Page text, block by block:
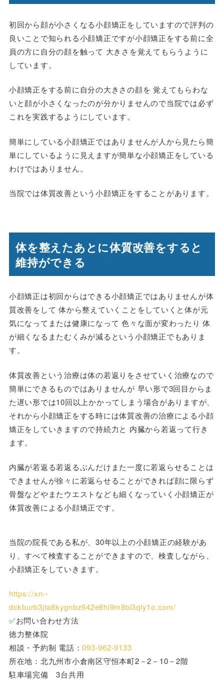
初回から顔が小さくなる小顔矯正をしていますので評判の
良いことで知られる小顔矯正ですが小顔矯正をする前に全
員の方に自分の顔を触って 大きさを覚えてもらうように
しています。
小顔矯正をする前に自分の大きさの顔を 覚えてもらわな
いと顔が小さくなったのが分かりませんので当院では必ず
これを実践するようにしています。
簡単にしている小顔矯正ではありませんが人から見たら簡
単にしているように見えますが簡単な小顔矯正をしている
わけではありません。
当院では体質改善という小顔矯正をすることがあります。
体を整えたあとに体質改善をすると
維持ができる
小顔矯正は初回からはできる小顔矯正ではありませんが体
質改善をして 体から整えていくことをしていくと体が元
気になってまたは健康になって 色々な面が変わったり 体
が細くなるまたむくみが減るという小顔矯正でもありま
す。
体質改善という治療は体の若返りをさせていく治療なので
簡単にできるものではありませんが 早い形で3回目からま
た遅い形では10回以上かかってしまう場合がありますが、
それから小顔矯正をする時には体質改善の治療による小顔
矯正をしていきますので持続力と 内臓から若返って行き
ます。
内臓が若返る若返るぶんだけまた一度に若返らせることは
できませんが徐々に若返らせることができれば顔に限らず
骨盤などやまたウエストなども細くなっていく小顔矯正が
体質改善による小顔矯正です。
当院の院長である私が、30年以上の小顔矯正の経験があ
り、すべて検査することができますので、検査しながら、
小顔矯正をしていきます。
https://xn--
dckburb3jta8kygnbz642e8hi9m8bi3qly1o.com/
✅お問い合わせ方法
徳力整体院
相談・予約制 電話：093-962-9133
所在地：北九州市小倉南区守恒本町2－2－10－2階
駐車場完備 3台共用